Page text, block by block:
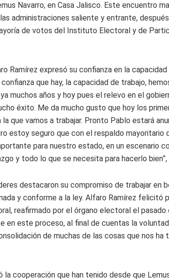
Navarro, en Casa Jalisco. Este encuentro
administraciones saliente y entrante,
de votos del Instituto Electoral y de
Ramírez expresó su confianza en la
confianza que hay, la capacidad de trabajo,
muchos años y hoy pues el relevo en el
éxito. Me da mucho gusto que hoy los
que vamos a trabajar. Pronto Pablo estará
estoy seguro que con el respaldo mayoritario
para nuestro estado, en un escenario
y todo lo que se necesita para hacerlo
destacaron su compromiso de trabajar en
y conforme a la ley. Alfaro Ramírez felicitó
reafirmado por el órgano electoral el pasado
en este proceso, al final de cuentas la
de muchas de las cosas que nos
la cooperación que han tenido desde que